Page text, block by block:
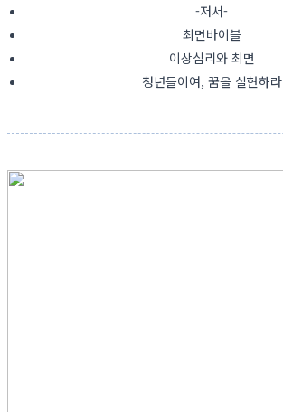
-저서-
최면바이블
이상심리와 최면
청년들이여, 꿈을 실현하라